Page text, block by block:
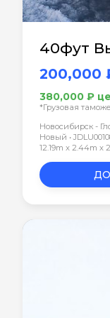
40фут
200,000
380,000 ₽
*Грузовая
Новосибирск -
Новый •
12.19m x 2.44m x